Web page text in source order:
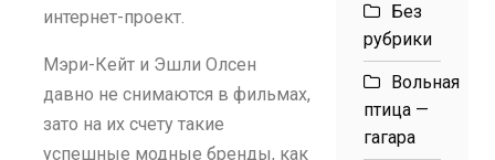
интернет-проект.
Мэри-Кейт и Эшли Олсен
давно не снимаются в фильмах,
зато на их счету такие
успешные модные бренды, как
Без
рубрики
Вольная
птица —
гагара